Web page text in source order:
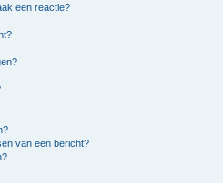
een reactie?
van een bericht?